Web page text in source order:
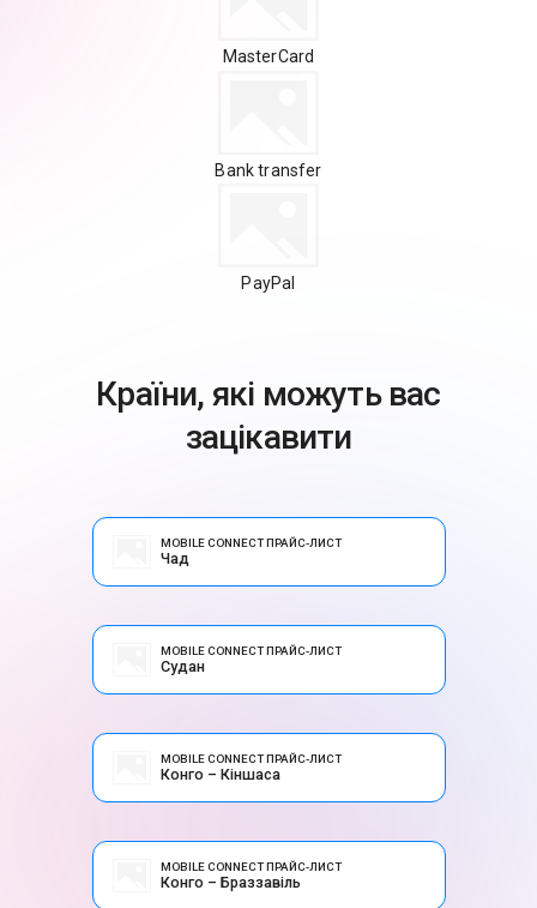
MasterCard
Bank transfer
PayPal
Країни, які можуть вас
зацікавити
MOBILE CONNECT ПРАЙС-ЛИСТ
Чад
MOBILE CONNECT ПРАЙС-ЛИСТ
Судан
MOBILE CONNECT ПРАЙС-ЛИСТ
Конго – Кіншаса
MOBILE CONNECT ПРАЙС-ЛИСТ
Конго – Браззавіль